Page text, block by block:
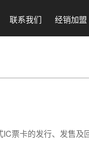
联系我们 经销加盟
票卡的发行、发售及